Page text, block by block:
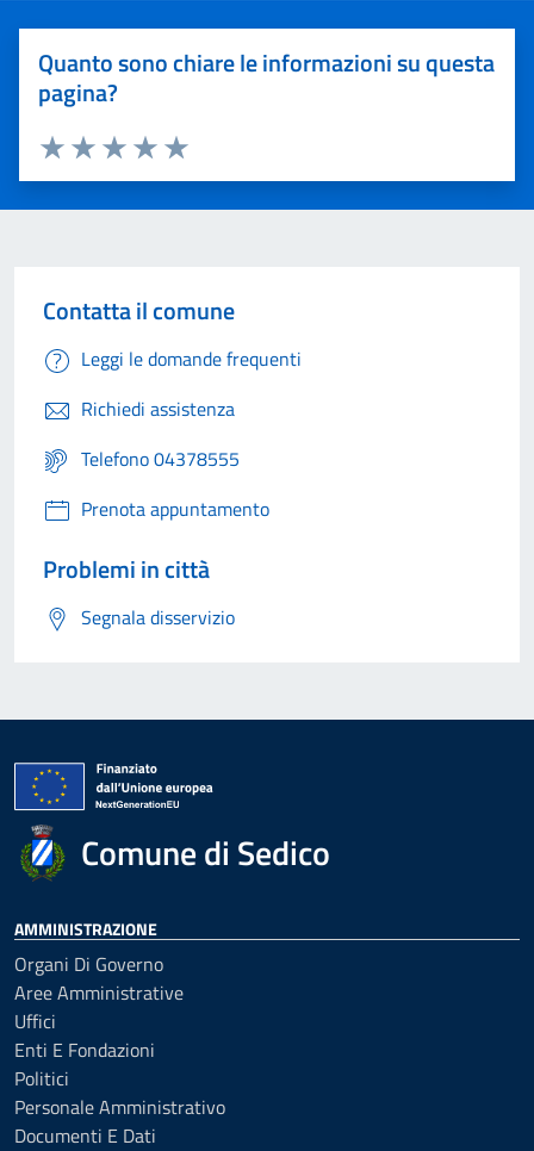
Quanto sono chiare le informazioni su questa
pagina?
Valuta 5 stelle su 5
Valuta 4 stelle su 5
Valuta 3 stelle su 5
Valuta 2 stelle su 5
Valuta 1 stelle su 5
Contatta il comune
Leggi le domande frequenti
Richiedi assistenza
Telefono 04378555
Prenota appuntamento
Problemi in città
Segnala disservizio
Comune di Sedico
AMMINISTRAZIONE
Organi Di Governo
Aree Amministrative
Uffici
Enti E Fondazioni
Politici
Personale Amministrativo
Documenti E Dati